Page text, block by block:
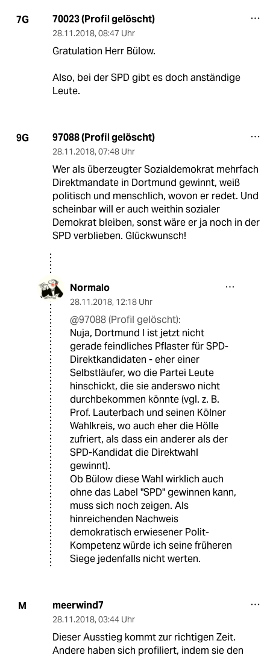
7G 70023 (Profil gelöscht)
28.11.2018, 08:47 Uhr
Gratulation Herr Bülow.
Also, bei der SPD gibt es doch anständige
Leute.
9G 97088 (Profil gelöscht)
28.11.2018, 07:48 Uhr
Wer als überzeugter Sozialdemokrat mehrfach
Direktmandate in Dortmund gewinnt, weiß
politisch und menschlich, wovon er redet. Und
scheinbar will er auch weithin sozialer
Demokrat bleiben, sonst wäre er ja noch in der
SPD verblieben. Glückwunsch!
Normalo
28.11.2018, 12:18 Uhr
@97088 (Profil gelöscht):
Nuja, Dortmund I ist jetzt nicht
gerade feindliches Pflaster für SPD-
Direktkandidaten - eher einer
Selbstläufer, wo die Partei Leute
hinschickt, die sie anderswo nicht
durchbekommen könnte (vgl. z. B.
Prof. Lauterbach und seinen Kölner
Wahlkreis, wo auch eher die Hölle
zufriert, als dass ein anderer als der
SPD-Kandidat die Direktwahl
gewinnt).
Ob Bülow diese Wahl wirklich auch
ohne das Label "SPD" gewinnen kann,
muss sich noch zeigen. Als
hinreichenden Nachweis
demokratisch erwiesener Polit-
Kompetenz würde ich seine früheren
Siege jedenfalls nicht werten.
M meerwind7
28.11.2018, 03:44 Uhr
Dieser Ausstieg kommt zur richtigen Zeit.
Andere haben sich profiliert, indem sie den